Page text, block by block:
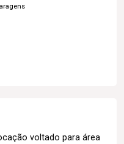
voltado para área